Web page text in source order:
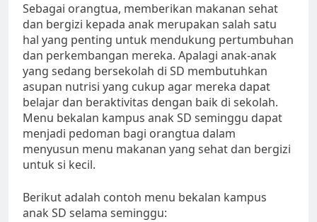
Sebagai orangtua, memberikan makanan sehat
dan bergizi kepada anak merupakan salah satu
hal yang penting untuk mendukung pertumbuhan
dan perkembangan mereka. Apalagi anak-anak
yang sedang bersekolah di SD membutuhkan
asupan nutrisi yang cukup agar mereka dapat
belajar dan beraktivitas dengan baik di sekolah.
Menu bekalan kampus anak SD seminggu dapat
menjadi pedoman bagi orangtua dalam
menyusun menu makanan yang sehat dan bergizi
untuk si kecil.
Berikut adalah contoh menu bekalan kampus
anak SD selama seminggu: